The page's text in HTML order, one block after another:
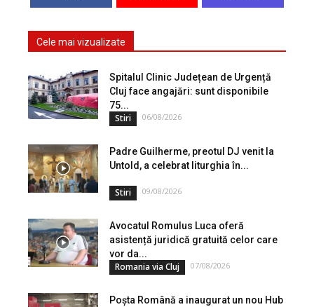
Cele mai vizualizate
Spitalul Clinic Județean de Urgență
Cluj face angajări: sunt disponibile
75...
Stiri 06/08/2026
Padre Guilherme, preotul DJ venit la
Untold, a celebrat liturghia în...
Stiri 09/08/2026
Avocatul Romulus Luca oferă
asistență juridică gratuită celor care
vor da...
Romania via Cluj 07/08/2026
Poșta Română a inaugurat un nou Hub